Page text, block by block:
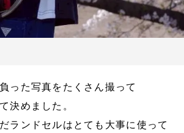
った写真をたくさん撮って
決めました。
ランドセルはとても大事に使って